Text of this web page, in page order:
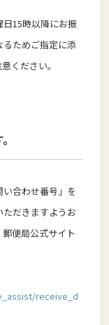
日15時以降にお振
ためご指定に添
ください。
合わせ番号」を
だきますようお
便局公式サイト
receive_d